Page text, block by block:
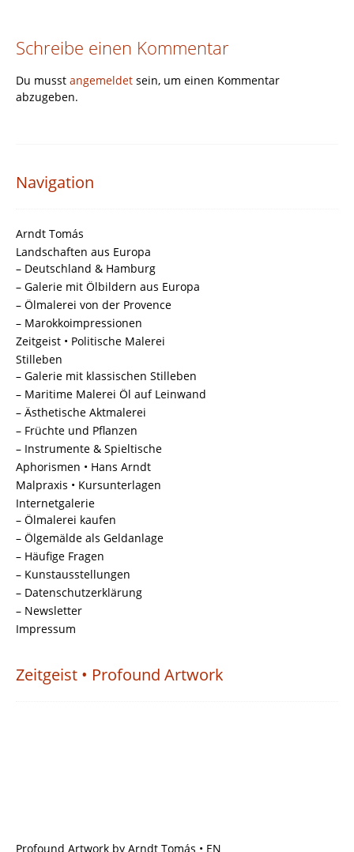
Schreibe einen Kommentar
Du musst angemeldet sein, um einen Kommentar
abzugeben.
Navigation
Arndt Tomás
Landschaften aus Europa
– Deutschland & Hamburg
– Galerie mit Ölbildern aus Europa
– Ölmalerei von der Provence
– Marokkoimpressionen
Zeitgeist • Politische Malerei
Stilleben
– Galerie mit klassischen Stilleben
– Maritime Malerei Öl auf Leinwand
– Ästhetische Aktmalerei
– Früchte und Pflanzen
– Instrumente & Spieltische
Aphorismen • Hans Arndt
Malpraxis • Kursunterlagen
Internetgalerie
– Ölmalerei kaufen
– Ölgemälde als Geldanlage
– Häufige Fragen
– Kunstausstellungen
– Datenschutzerklärung
– Newsletter
Impressum
Zeitgeist • Profound Artwork
Profound Artwork by Arndt Tomás • EN